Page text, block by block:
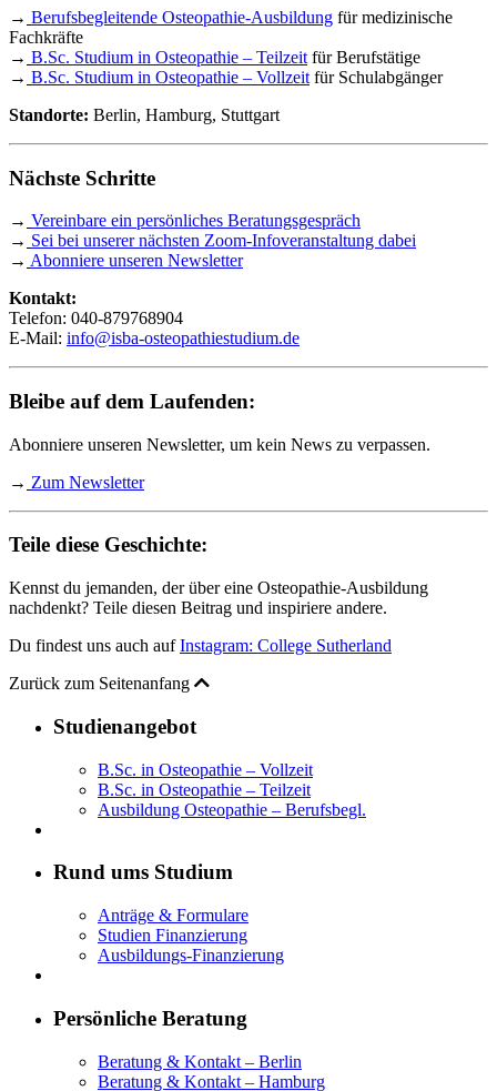
→ Berufsbegleitende Osteopathie-Ausbildung für medizinische
Fachkräfte
→ B.Sc. Studium in Osteopathie – Teilzeit für Berufstätige
→ B.Sc. Studium in Osteopathie – Vollzeit für Schulabgänger
Standorte: Berlin, Hamburg, Stuttgart
Nächste Schritte
→ Vereinbare ein persönliches Beratungsgespräch
→ Sei bei unserer nächsten Zoom-Infoveranstaltung dabei
→ Abonniere unseren Newsletter
Kontakt:
Telefon: 040-879768904
E-Mail: info@isba-osteopathiestudium.de
Bleibe auf dem Laufenden:
Abonniere unseren Newsletter, um kein News zu verpassen.
→ Zum Newsletter
Teile diese Geschichte:
Kennst du jemanden, der über eine Osteopathie-Ausbildung
nachdenkt? Teile diesen Beitrag und inspiriere andere.
Du findest uns auch aufInstagram: College Sutherland
Zurück zum Seitenanfang
Studienangebot
B.Sc. in Osteopathie – Vollzeit
B.Sc. in Osteopathie – Teilzeit
Ausbildung Osteopathie – Berufsbegl.
Rund ums Studium
Anträge & Formulare
Studien Finanzierung
Ausbildungs-Finanzierung
Persönliche Beratung
Beratung & Kontakt – Berlin
Beratung & Kontakt – Hamburg